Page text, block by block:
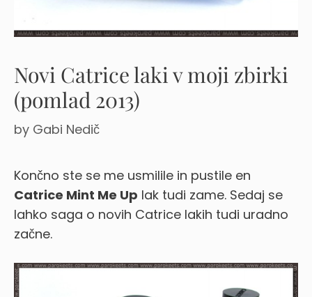
Novi Catrice laki v moji zbirki
(pomlad 2013)
by Gabi Nedič
Končno ste se me usmilile in pustile en
Catrice Mint Me Up lak tudi zame. Sedaj se
lahko saga o novih Catrice lakih tudi uradno
začne.